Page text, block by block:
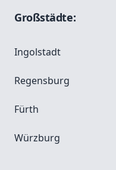
Großstädte:
Ingolstadt
Regensburg
Fürth
Würzburg